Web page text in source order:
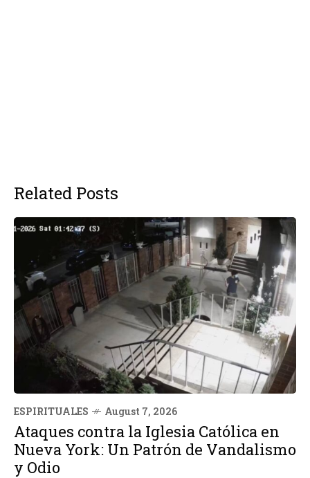
Related Posts
ESPIRITUALES August 7, 2026
Ataques contra la Iglesia Católica en
Nueva York: Un Patrón de Vandalismo
y Odio